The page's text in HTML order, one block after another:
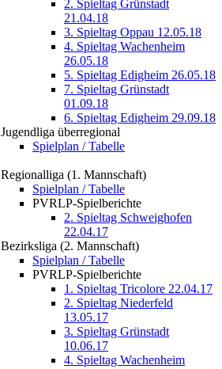
2. Spieltag Grünstadt
21.04.18
3. Spieltag Oppau 12.05.18
4. Spieltag Wachenheim
26.05.18
5. Spieltag Edigheim 26.05.18
7. Spieltag Grünstadt
01.09.18
6. Spieltag Edigheim 29.09.18
Jugendliga überregional
Spielplan / Tabelle
Regionalliga (1. Mannschaft)
Spielplan / Tabelle
PVRLP-Spielberichte
2. Spieltag Schweighofen
22.04.17
Bezirksliga (2. Mannschaft)
Spielplan / Tabelle
PVRLP-Spielberichte
1. Spieltag Tricolore 22.04.17
2. Spieltag Niederfeld
13.05.17
3. Spieltag Grünstadt
10.06.17
4. Spieltag Wachenheim